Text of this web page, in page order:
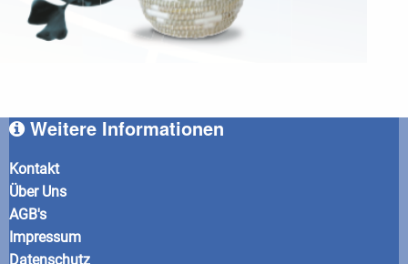
Weitere Informationen
Kontakt
Über Uns
AGB's
Impressum
Datenschutz